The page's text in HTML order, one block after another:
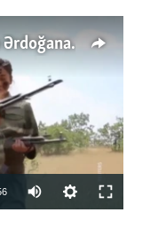
Türkiyənin dönüş nöqtəsi, ya Ərdoğana üçüncü şans: PKK ilə qəfil barışıq nə deməkdir?
available